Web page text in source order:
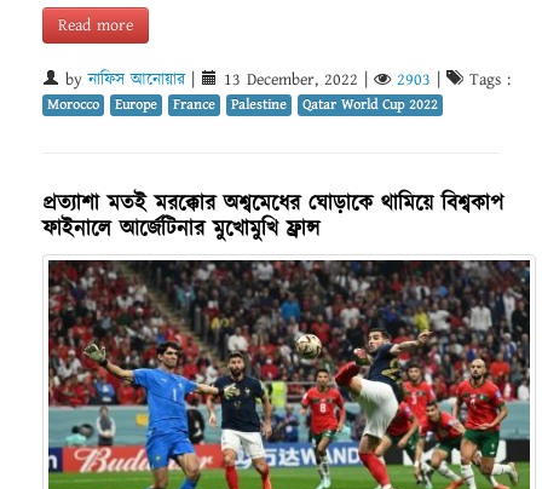
Read more
byনাফিস আনোয়ার| 13 December, 2022 2903 Tags :
Morocco Europe France Palestine Qatar World Cup 2022
প্রত্যাশা মতই মরক্কোর অশ্বমেধের ঘোড়াকে থামিয়ে বিশ্বকাপ
ফাইনালে আর্জেটিনার মুখোমুখি ফ্রান্স